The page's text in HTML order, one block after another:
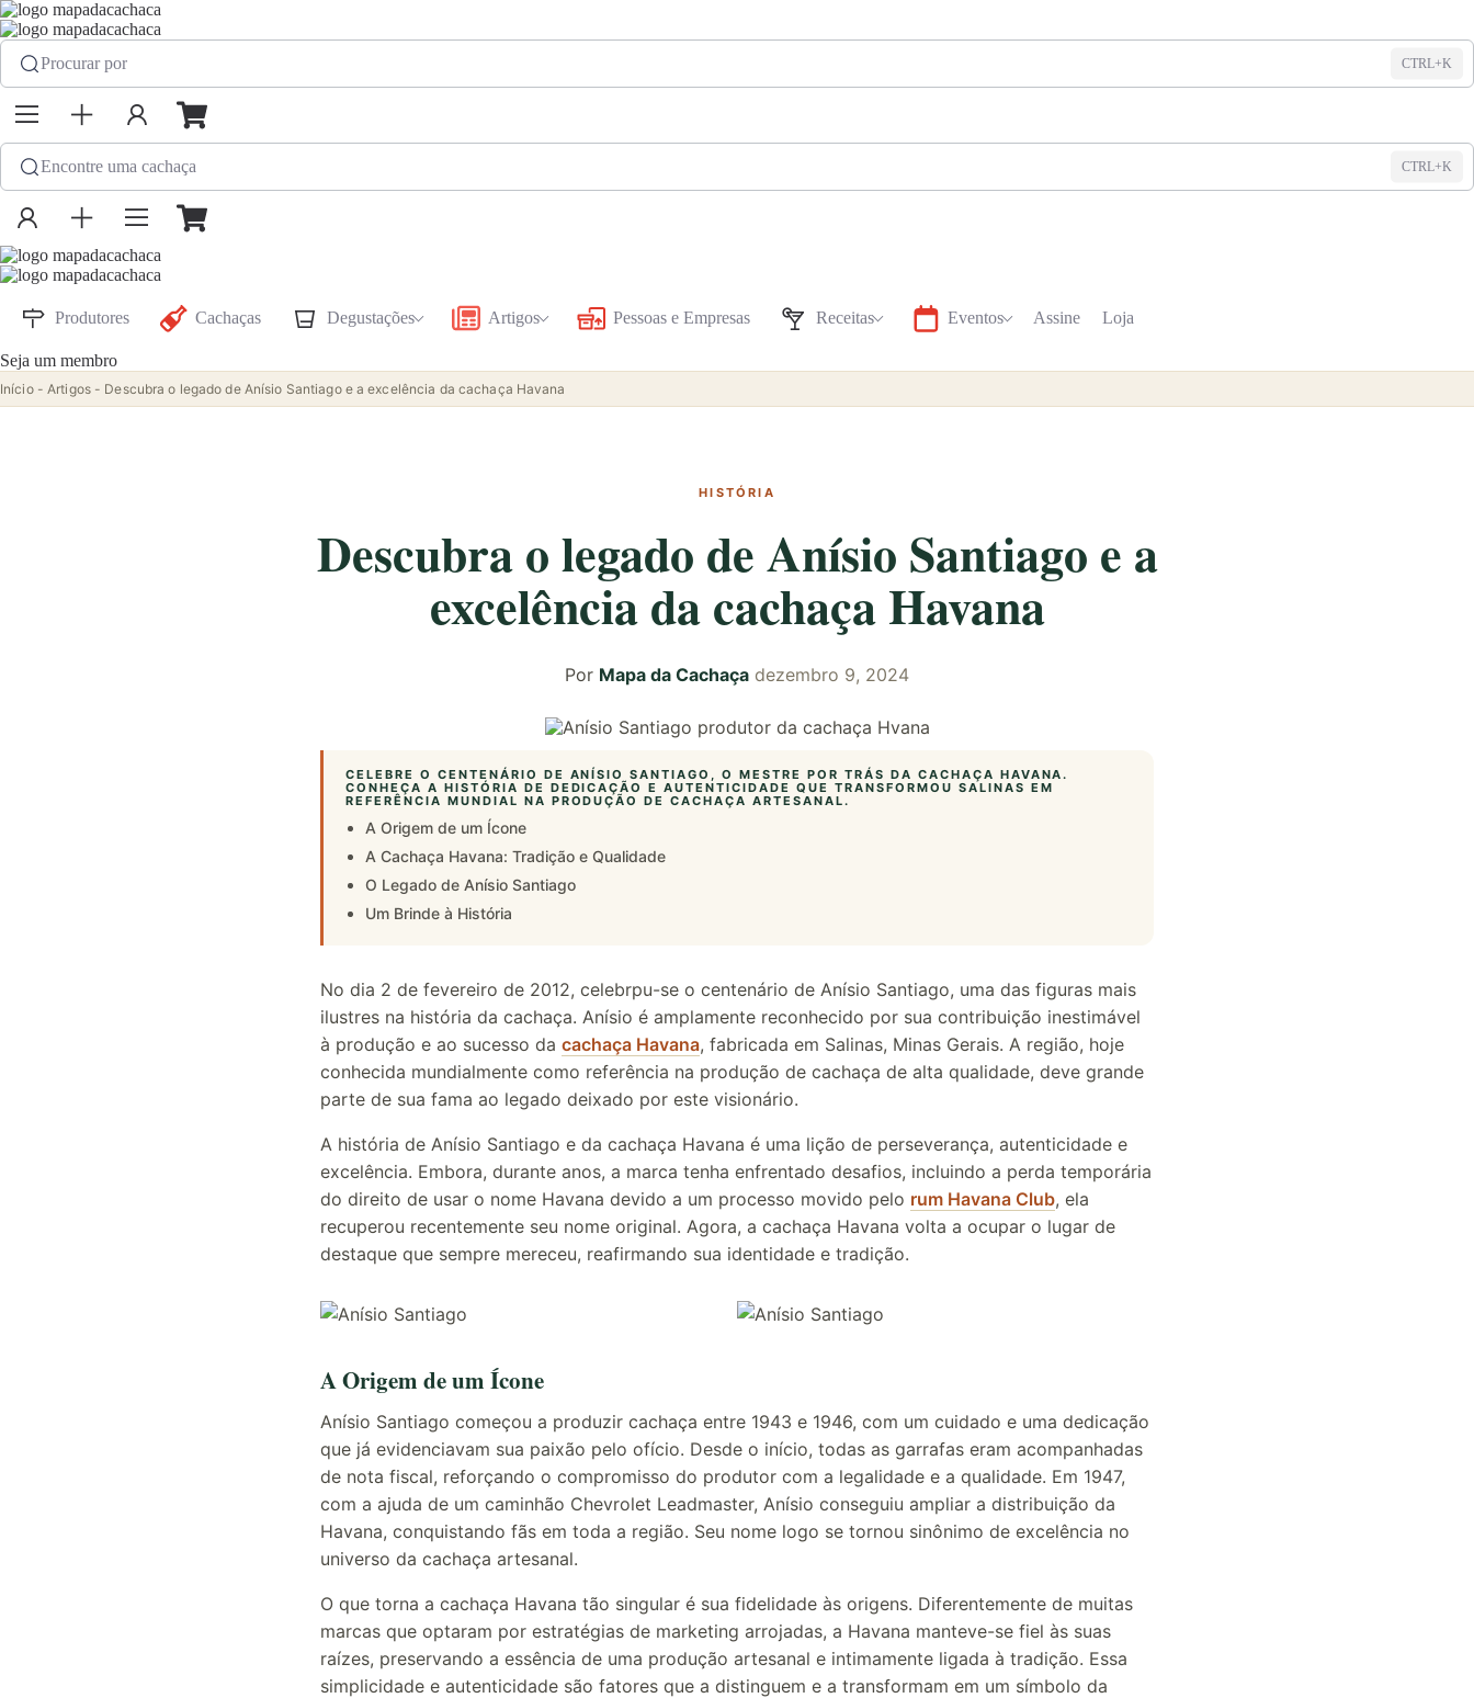
Procurar por CTRL+K
Encontre uma cachaça CTRL+K
Produtores Cachaças Degustações Artigos Pessoas e Empresas Receitas Eventos Assine Loja
Seja um membro
Início-Artigos- Descubra o legado de Anísio Santiago e a excelência da cachaça Havana
HISTÓRIA
Descubra o legado de Anísio Santiago e a
excelência da cachaça Havana
Por Mapa da Cachaça dezembro 9, 2024
CELEBRE O CENTENÁRIO DE ANÍSIO SANTIAGO, O MESTRE POR TRÁS DA CACHAÇA HAVANA.
CONHEÇA A HISTÓRIA DE DEDICAÇÃO E AUTENTICIDADE QUE TRANSFORMOU SALINAS EM
REFERÊNCIA MUNDIAL NA PRODUÇÃO DE CACHAÇA ARTESANAL.
A Origem de um Ícone
A Cachaça Havana: Tradição e Qualidade
O Legado de Anísio Santiago
Um Brinde à História
No dia 2 de fevereiro de 2012, celebrpu-se o centenário de Anísio Santiago, uma das figuras mais
ilustres na história da cachaça. Anísio é amplamente reconhecido por sua contribuição inestimável
à produção e ao sucesso da cachaça Havana, fabricada em Salinas, Minas Gerais. A região, hoje
conhecida mundialmente como referência na produção de cachaça de alta qualidade, deve grande
parte de sua fama ao legado deixado por este visionário.
A história de Anísio Santiago e da cachaça Havana é uma lição de perseverança, autenticidade e
excelência. Embora, durante anos, a marca tenha enfrentado desafios, incluindo a perda temporária
do direito de usar o nome Havana devido a um processo movido pelo rum Havana Club, ela
recuperou recentemente seu nome original. Agora, a cachaça Havana volta a ocupar o lugar de
destaque que sempre mereceu, reafirmando sua identidade e tradição.
A Origem de um Ícone
Anísio Santiago começou a produzir cachaça entre 1943 e 1946, com um cuidado e uma dedicação
que já evidenciavam sua paixão pelo ofício. Desde o início, todas as garrafas eram acompanhadas
de nota fiscal, reforçando o compromisso do produtor com a legalidade e a qualidade. Em 1947,
com a ajuda de um caminhão Chevrolet Leadmaster, Anísio conseguiu ampliar a distribuição da
Havana, conquistando fãs em toda a região. Seu nome logo se tornou sinônimo de excelência no
universo da cachaça artesanal.
O que torna a cachaça Havana tão singular é sua fidelidade às origens. Diferentemente de muitas
marcas que optaram por estratégias de marketing arrojadas, a Havana manteve-se fiel às suas
raízes, preservando a essência de uma produção artesanal e intimamente ligada à tradição. Essa
simplicidade e autenticidade são fatores que a distinguem e a transformam em um símbolo da